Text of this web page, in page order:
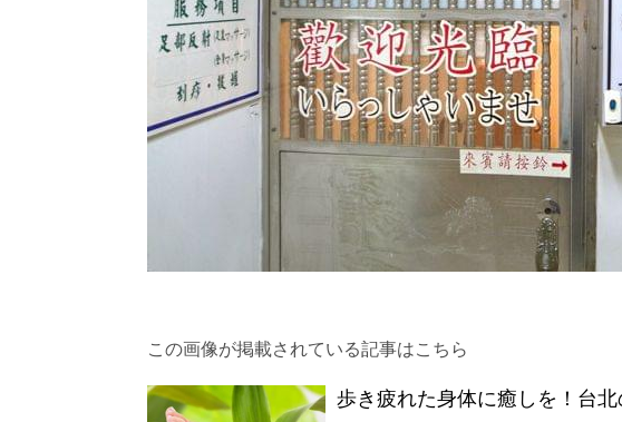
この画像が掲載されている記事はこちら
歩き疲れた身体に癒しを！台